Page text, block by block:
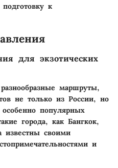
к
для экзотических
маршруты,
не только из России, но
популярных
города, как Бангкок,
известны своими
и